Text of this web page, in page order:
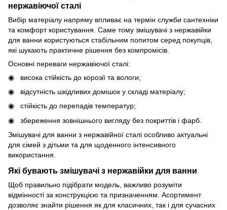
нержавіючої сталі
Вибір матеріалу напряму впливає на термін служби сантехніки
та комфорт користування. Саме тому змішувачі з нержавійки
для ванни користуються стабільним попитом серед покупців,
які шукають практичне рішення без компромісів.
Основні переваги нержавіючої сталі:
висока стійкість до корозії та вологи;
відсутність шкідливих домішок у складі матеріалу;
стійкість до перепадів температур;
збереження зовнішнього вигляду без покриттів і фарб.
Змішувачі для ванни з нержавійної сталі особливо актуальні
для сімей з дітьми та для щоденного інтенсивного
використання.
Які бувають змішувачі з нержавійки для ванни
Щоб правильно підібрати модель, важливо розуміти
відмінності за конструкцією та призначенням. Асортимент
дозволяє знайти рішення як для класичних, так і для сучасних